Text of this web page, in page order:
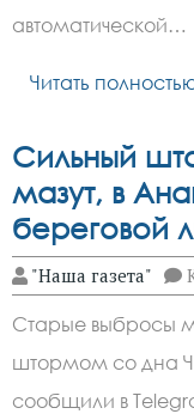
автоматической…
Читать
Сильный
мазут, в
береговой
"Наша газета"
Старые выбросы
штормом со дна
сообщили в